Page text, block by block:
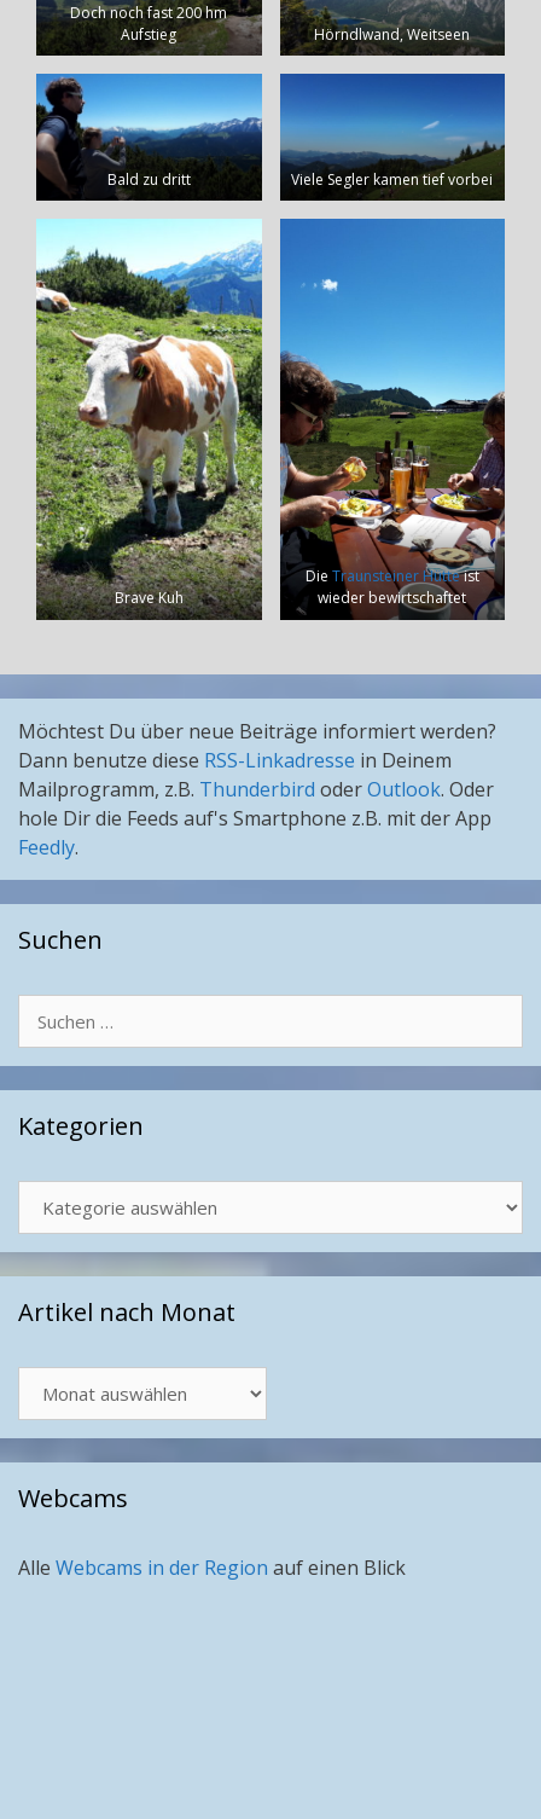
Doch noch fast 200 hm
Aufstieg
Hörndlwand, Weitseen
Bald zu dritt Viele Segler kamen tief vorbei
Brave Kuh
Die Traunsteiner Hütteist
wieder bewirtschaftet
Möchtest Du über neue Beiträge informiert werden?
Dann benutze diese RSS-Linkadresse in Deinem
Mailprogramm, z.B. Thunderbird oderOutlook. Oder
hole Dir die Feeds auf's Smartphone z.B. mit der App
Feedly.
Suchen
nach:
Kategorien
Artikel nach Monat
nach
Monat
Webcams
Alle Webcams in der Region auf einen Blick